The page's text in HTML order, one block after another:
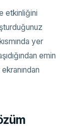
etkinliğini
yer
emin
ekranından